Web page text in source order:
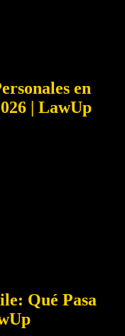
en
| LawUp
Qué Pasa